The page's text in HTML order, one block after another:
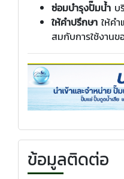
ซ่อมบำรุงปั๊มน้ำ บ
ให้คำปรึกษา ให้คำ
สมกับการใช้งาน
ข้อมูลติดต่อ